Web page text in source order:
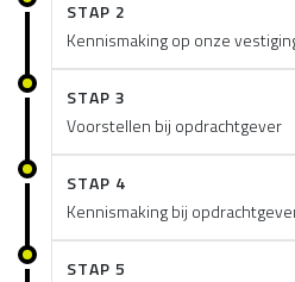
STAP 2
Kennismaking op onze
STAP 3
Voorstellen bij opdrachtgever
STAP 4
Kennismaking bij
STAP 5